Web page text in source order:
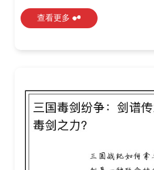
查看更多